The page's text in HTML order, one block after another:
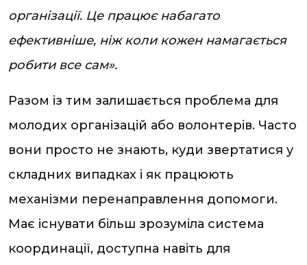
організації. Це працює набагато
ефективніше, ніж коли кожен намагається
робити все сам».
Разом із тим залишається проблема для
молодих організацій або волонтерів. Часто
вони просто не знають, куди звертатися у
складних випадках і як працюють
механізми перенаправлення допомоги.
Має існувати більш зрозуміла система
координації, доступна навіть для